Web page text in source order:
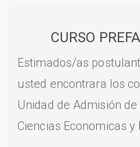
CURSO
Estimados/as
usted encontrara los
Unidad de Admisión
Ciencias Economicas y